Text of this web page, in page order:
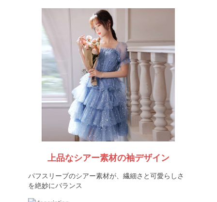
上品なシアー素材の袖デザイン
パフスリーブのシアー素材が、繊細さと可愛らしさ
を絶妙にバランス